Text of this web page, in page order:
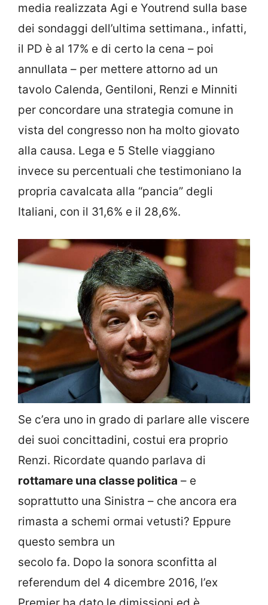
media realizzata Agi e Youtrend sulla base
dei sondaggi dell’ultima settimana., infatti,
il PD è al 17% e di certo la cena – poi
annullata – per mettere attorno ad un
tavolo Calenda, Gentiloni, Renzi e Minniti
per concordare una strategia comune in
vista del congresso non ha molto giovato
alla causa. Lega e 5 Stelle viaggiano
invece su percentuali che testimoniano la
propria cavalcata alla “pancia” degli
Italiani, con il 31,6% e il 28,6%.
Se c’era uno in grado di parlare alle viscere
dei suoi concittadini, costui era proprio
Renzi. Ricordate quando parlava di
rottamare una classe politica – e
soprattutto una Sinistra – che ancora era
rimasta a schemi ormai vetusti? Eppure
questo sembra un
secolo fa. Dopo la sonora sconfitta al
referendum del 4 dicembre 2016, l’ex